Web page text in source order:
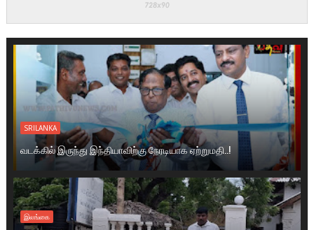
SRILANKA
வடக்கில் இருந்து இந்தியாவிற்கு நேரடியாக ஏற்றுமதி..!
இலங்கை